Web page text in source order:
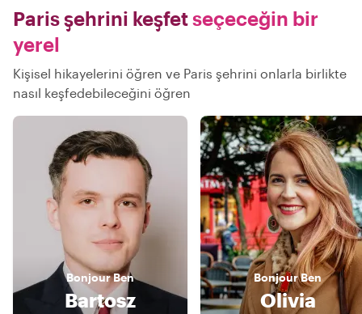
Paris şehrini keşfetseçeceğin bir
yerel
Kişisel hikayelerini öğren ve Paris şehrini onlarla birlikte
nasıl keşfedebileceğini öğren
BonjourBen
Bartosz
BonjourBen
Olivia